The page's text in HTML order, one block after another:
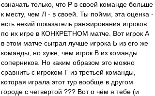
означать только, что Р в своей команде больше
к месту, чем Л - в своей. Ты пойми, эта оценка -
есть некий показатель ранжирования игроков
по их игре в КОНКРЕТНОМ матче. Вот игрок А
в этом матче сыграл лучше игрока Б из его же
команды, но хуже, чем игрок В из команды
соперников. Но каким образом это можно
сравнить с игроком Г из третьей команды,
которая играла этот тур вообще в другом
городе с четвертой ??? Вот о чём я тебе (и